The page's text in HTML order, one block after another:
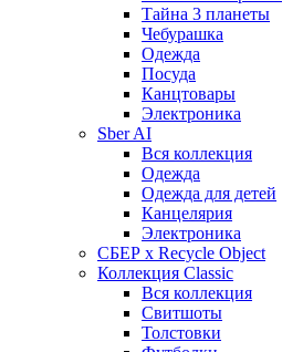
Тайна 3 планеты
Чебурашка
Одежда
Посуда
Канцтовары
Электроника
Sber AI
Вся коллекция
Одежда
Одежда для детей
Канцелярия
Электроника
СБЕР x Recycle Object
Коллекция Classic
Вся коллекция
Свитшоты
Толстовки